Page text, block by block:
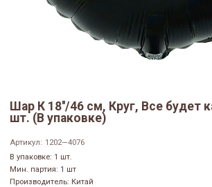
Шар К 18''/46 см, Круг, Все будет
шт. (В упаковке)
Артикул: 1202—4076
В упаковке: 1 шт.
Мин. партия: 1 шт
Производитель: Китай